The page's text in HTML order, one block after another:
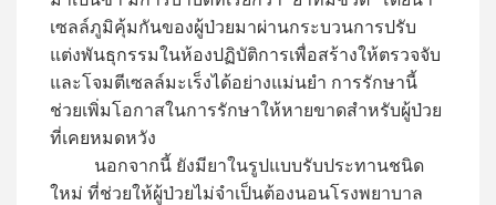
เซลล์ภูมิคุ้มกันของผู้ป่วยมาผ่านกระบวนการปรับ
แต่งพันธุกรรมในห้องปฏิบัติการเพื่อสร้างให้ตรวจจับ
และโจมตีเซลล์มะเร็งได้อย่างแม่นยำ การรักษานี้
ช่วยเพิ่มโอกาสในการรักษาให้หายขาดสำหรับผู้ป่วย
ที่เคยหมดหวัง
นอกจากนี้ ยังมียาในรูปแบบรับประทานชนิด
ใหม่ ที่ช่วยให้ผู้ป่วยไม่จำเป็นต้องนอนโรงพยาบาล